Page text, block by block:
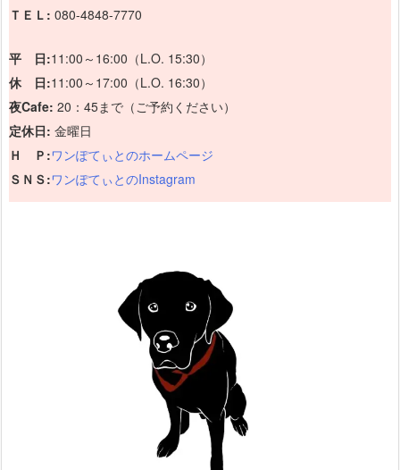
ＴＥＬ: 080-4848-7770
平 日:11:00～16:00（L.O. 15:30）
休 日:11:00～17:00（L.O. 16:30）
夜Cafe: 20：45まで（ご予約ください）
定休日: 金曜日
Ｈ Ｐ:ワンぽてぃとのホームページ
ＳＮＳ:ワンぽてぃとのInstagram